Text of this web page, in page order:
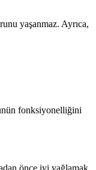
yaşanmaz. Ayrıca,
fonksiyonelliğini
önce iyi yağlamak